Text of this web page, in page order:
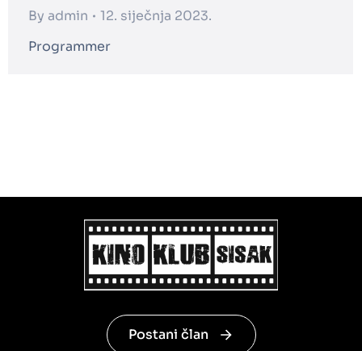
By admin
12. siječnja 2023.
Programmer
Postani član